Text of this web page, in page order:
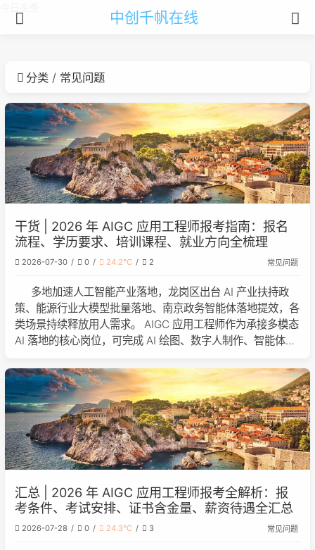
中创千帆在线
分类 常见问题
干货 | 2026 年 AIGC 应用工程师报考指南：报名
流程、学历要求、培训课程、就业方向全梳理
2026-07-30 0 24.2℃ 2 常见问题
多地加速人工智能产业落地，龙岗区出台 AI 产业扶持政
策、能源行业大模型批量落地、南京政务智能体落地提效，各
类场景持续释放用人需求。 AIGC 应用工程师作为承接多模态
AI 落地的核心岗位，可完成 AI 绘图、数字人制作、智能体搭
最新报考
汇总 | 2026 年 AIGC 应用工程师报考全解析：报
考条件、考试安排、证书含金量、薪资待遇全汇总
2026-07-28 0 24.3℃ 3 常见问题